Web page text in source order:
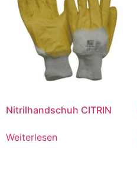
Nitrilhandschuh CITRIN
Weiterlesen